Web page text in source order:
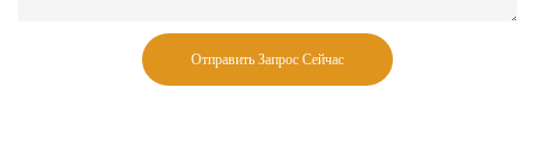
Отправить Запрос Сейчас